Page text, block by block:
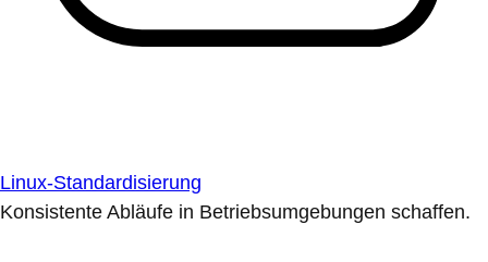
Linux-Standardisierung
Konsistente Abläufe in Betriebsumgebungen schaffen.